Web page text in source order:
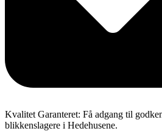
Kvalitet Garanteret: Få adgang til
blikkenslagere i Hedehusene.